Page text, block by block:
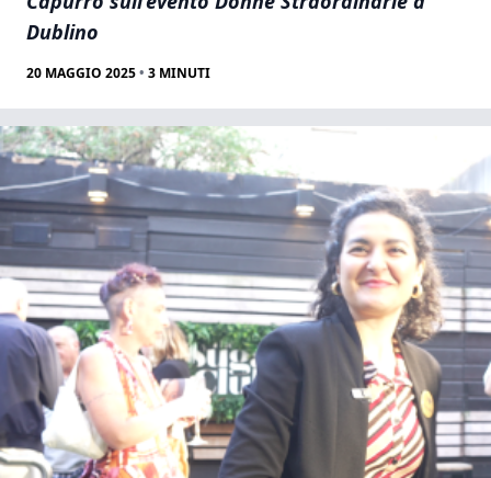
Dublino
20 MAGGIO 2025• 3 MINUTI